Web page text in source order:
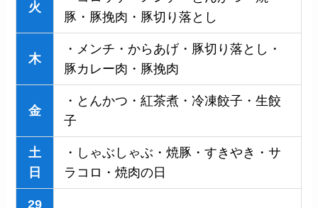
火
豚・豚挽肉・豚切り落とし
木
・メンチ・からあげ・豚切り落とし・
豚カレー肉・豚挽肉
金
・とんかつ・紅茶煮・冷凍餃子・生餃
子
土
日
・しゃぶしゃぶ・焼豚・すきやき・サ
ラコロ・焼肉の日
29